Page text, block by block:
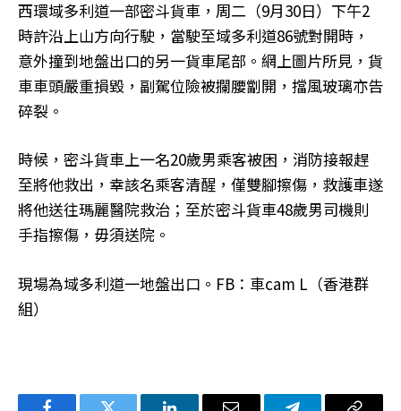
西環域多利道一部密斗貨車，周二（9月30日）下午2
時許沿上山方向行駛，當駛至域多利道86號對開時，
意外撞到地盤出口的另一貨車尾部。網上圖片所見，貨
車車頭嚴重損毀，副駕位險被攔腰劏開，擋風玻璃亦告
碎裂。
時候，密斗貨車上一名20歲男乘客被困，消防接報趕
至將他救出，幸該名乘客清醒，僅雙腳擦傷，救護車遂
將他送往瑪麗醫院救治；至於密斗貨車48歲男司機則
手指擦傷，毋須送院。
現場為域多利道一地盤出口。FB：車cam L（香港群
組）